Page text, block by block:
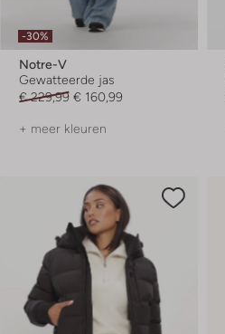
-30%
Notre-V
Gewatteerde jas
€ 229,99 € 160,99
+ meer kleuren